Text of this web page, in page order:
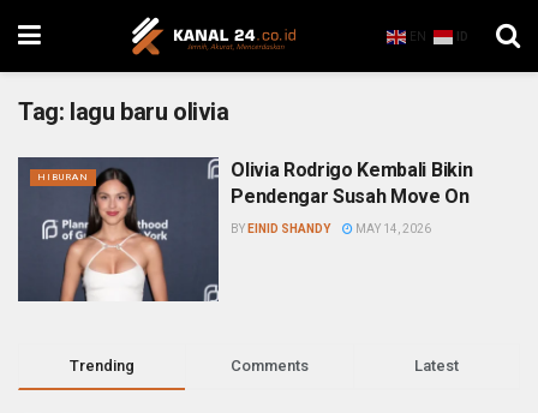
EN ID
Tag: lagu baru olivia
HIBURAN
Olivia Rodrigo Kembali Bikin
Pendengar Susah Move On
BY EINID SHANDY MAY 14, 2026
Trending Comments Latest